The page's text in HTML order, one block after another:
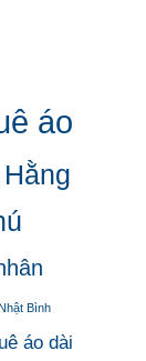
áo
Hằng
Bình
áo dài